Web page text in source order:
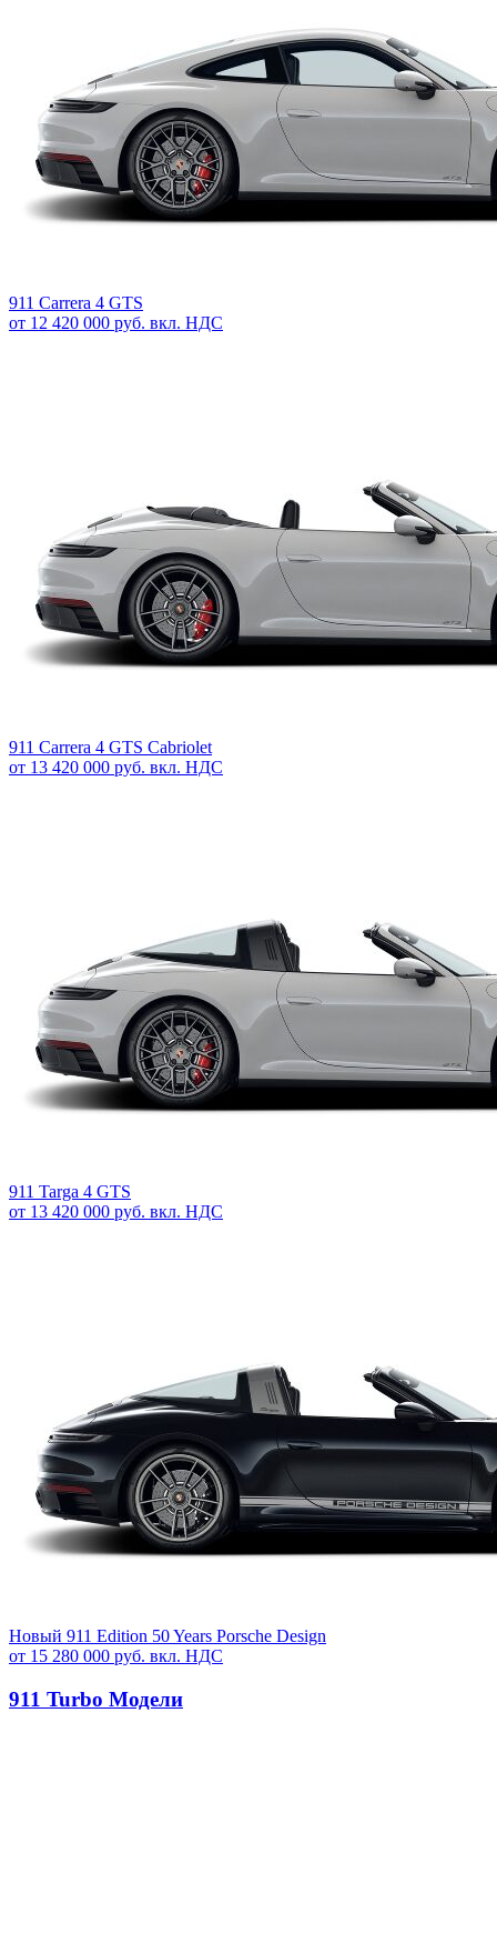
911 Carrera 4 GTS
от 12 420 000 руб. вкл. НДС
911 Carrera 4 GTS Cabriolet
от 13 420 000 руб. вкл. НДС
911 Targa 4 GTS
от 13 420 000 руб. вкл. НДС
Новый 911 Edition 50 Years Porsche Design
от 15 280 000 руб. вкл. НДС
911 Turbo Модели